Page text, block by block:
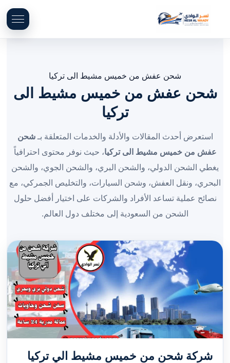
شحن عفش من خميس مشيط الى تركيا
شحن عفش من خميس مشيط الى
تركيا
استعرض أحدث المقالات والأدلة والخدمات المتعلقة بـشحن
عفش من خميس مشيط الى تركيا، حيث نوفر محتوى احترافياً
يغطي الشحن الدولي، والشحن البري، والشحن الجوي، والشحن
البحري، ونقل العفش، وشحن السيارات، والتخليص الجمركي، مع
نصائح عملية تساعد الأفراد والشركات على اختيار أفضل حلول
الشحن من السعودية إلى مختلف دول العالم.
شركة شحن من خميس مشيط الي تركيا